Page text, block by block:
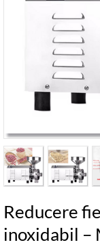
Reducere
inoxidabil –